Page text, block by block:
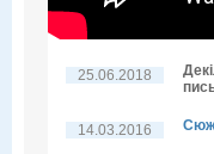
25.06.2018
14.03.2016